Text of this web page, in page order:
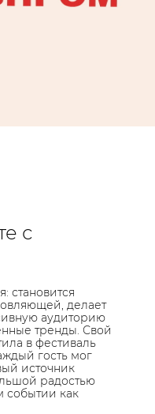
с
становится
делает
аудиторию
тренды. Свой
в фестиваль
гость мог
источник
радостью
событии как